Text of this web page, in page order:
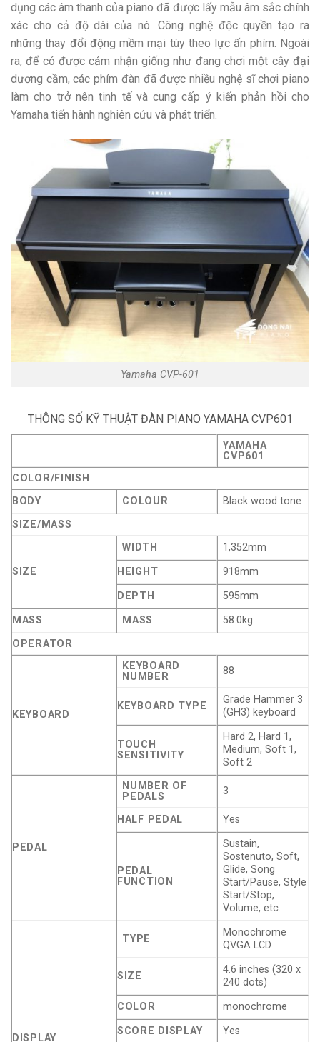
dụng các âm thanh của piano đã được lấy mẫu âm sắc chính
xác cho cả độ dài của nó. Công nghệ độc quyền tạo ra
những thay đổi động mềm mại tùy theo lực ấn phím. Ngoài
ra, để có được cảm nhận giống như đang chơi một cây đại
dương cầm, các phím đàn đã được nhiều nghệ sĩ chơi piano
làm cho trở nên tinh tế và cung cấp ý kiến phản hồi cho
Yamaha tiến hành nghiên cứu và phát triển.
Yamaha CVP-601
THÔNG SỐ KỸ THUẬT ĐÀN PIANO YAMAHACVP601
YAMAHA
CVP601
COLOR/FINISH
BODY
COLOUR
Black wood tone
SIZE/MASS
SIZE
WIDTH
1,352mm
HEIGHT
918mm
DEPTH
595mm
MASS
MASS
58.0kg
OPERATOR
KEYBOARD
KEYBOARD
NUMBER
88
KEYBOARD TYPE
Grade Hammer 3
(GH3) keyboard
TOUCH
SENSITIVITY
Hard 2, Hard 1,
Medium, Soft 1,
Soft 2
PEDAL
NUMBER OF
PEDALS
3
HALF PEDAL Yes
PEDAL
FUNCTION
Sustain,
Sostenuto, Soft,
Glide, Song
Start/Pause, Style
Start/Stop,
Volume, etc.
DISPLAY
TYPE
Monochrome
QVGA LCD
SIZE
4.6 inches (320 x
240 dots)
COLOR
monochrome
SCORE DISPLAY
Yes